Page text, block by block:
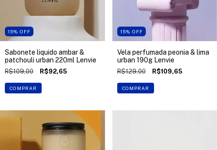
15% OFF
Sabonete liquido ambar &
patchouli urban 220ml Lenvie
R$109,00 R$92,65
COMPRAR
15% OFF
Vela perfumada peonia & lima
urban 190g Lenvie
R$129,00 R$109,65
COMPRAR